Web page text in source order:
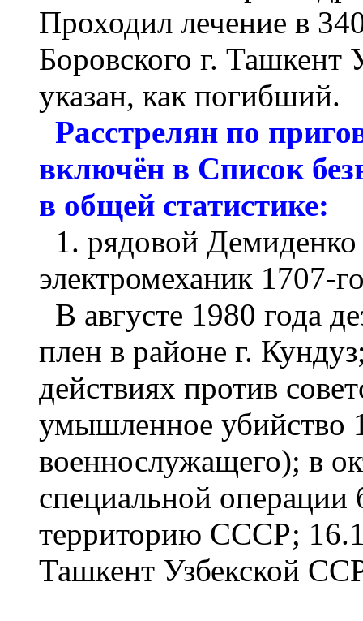
Проходил лечение в
Боровского г.
указан, как погибший.
Расстрелян по
включён в Список
в общей статистике:
1. рядовой
электромеханик 1707-
В августе 1980 года
плен в районе г.
действиях против
умышленное убийство
военнослужащего); в
специальной операции
территорию СССР;
Ташкент Узбекской